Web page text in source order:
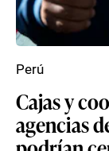
Cajas y
agencias
Perú